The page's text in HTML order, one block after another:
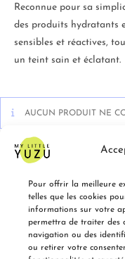
Pour offrir la meilleure
telles que les cookies
informations sur votre
permettra de traiter des
navigation ou des
ou retirer votre
Reconnue pour sa
des produits hydratants
sensibles et réactives,
un teint sain et éclatant.
AUCUN PRODUIT NE